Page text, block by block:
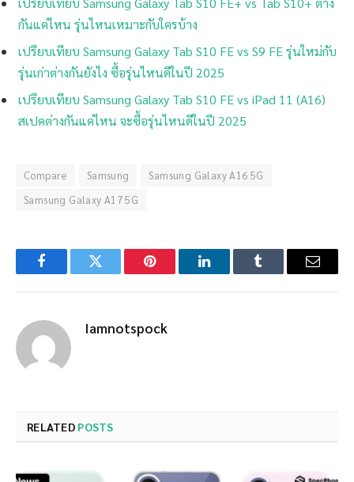
กันแค่ไหน รุ่นไหนเหมาะกับใครบ้าง
เปรียบเทียบ Samsung Galaxy Tab S10 FE vs S9 FE รุ่นใหม่กับ
รุ่นเก่าต่างกันยังไง ซื้อรุ่นไหนดีในปี 2025
เปรียบเทียบ Samsung Galaxy Tab S10 FE vs iPad 11 (A16)
สเปคต่างกันแค่ไหน จะซื้อรุ่นไหนดีในปี 2025
Compare Samsung
Samsung Galaxy A16 5G
Samsung Galaxy A17 5G
FacebookTwitter Pinterest LinkedInTumblr Email
Iamnotspock
RELATED POSTS